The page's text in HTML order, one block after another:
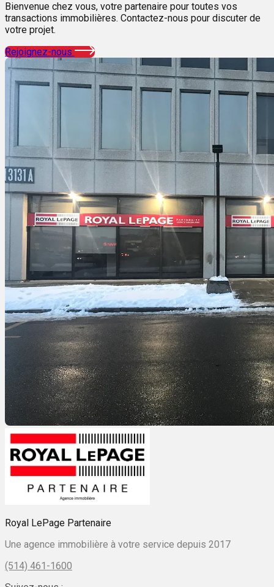
Bienvenue chez vous, votre partenaire pour toutes vos
transactions immobilières. Contactez-nous pour discuter de
votre projet.
Rejoignez-nous
Royal LePage Partenaire
Une agence immobilière à votre service depuis 2017
(514) 461-1600